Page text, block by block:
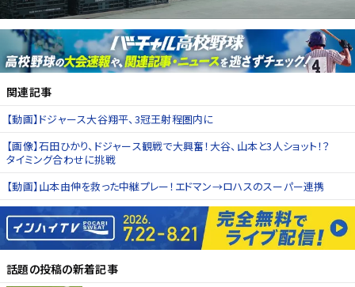
関連記事
【動画】ドジャース大谷翔平、3冠王射程圏内に
【画像】石田ひかり、ドジャース観戦で大興奮！大谷、山本と3人ショット！？
タイミング合わせに挑戦
【動画】山本由伸を救った中継プレー！エドマン→ロハスのスーパー連携
話題の投稿の新着記事